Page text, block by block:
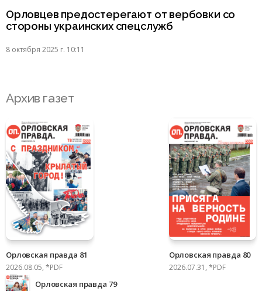
Орловцев предостерегают от вербовки со
стороны украинских спецслужб
8 октября 2025 г. 10:11
Архив газет
Орловская правда 81
2026.08.05, *PDF
Орловская правда 80
2026.07.31, *PDF
Орловская правда 79